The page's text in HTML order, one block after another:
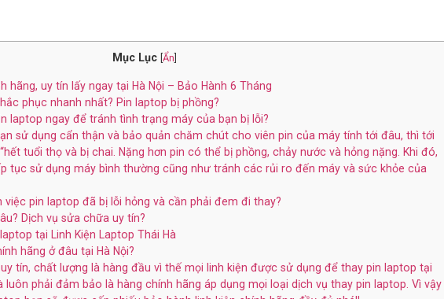
Mục Lục Ẩn
hãng, uy tín lấy ngay tại Hà Nội – Bảo Hành 6 Tháng
phục nhanh nhất? Pin laptop bị phồng?
laptop ngay để tránh tình trạng máy của bạn bị lỗi?
sử dụng cẩn thận và bảo quản chăm chút cho viên pin của máy tính tới đâu, thì tới
tuổi thọ và bị chai. Nặng hơn pin có thể bị phồng, chảy nước và hỏng nặng. Khi đó,
tục sử dụng máy bình thường cũng như tránh các rủi ro đến máy và sức khỏe của
việc pin laptop đã bị lỗi hỏng và cần phải đem đi thay?
Dịch vụ sửa chữa uy tín?
tại Linh Kiện Laptop Thái Hà
hãng ở đâu tại Hà Nội?
tín, chất lượng là hàng đầu vì thế mọi linh kiện được sử dụng để thay pin laptop tại
luôn phải đảm bảo là hàng chính hãng áp dụng mọi loại dịch vụ thay pin laptop. Vì vậy